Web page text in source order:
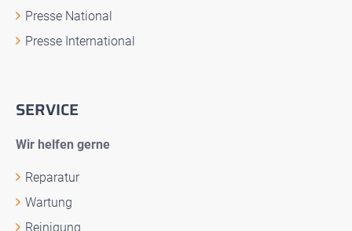
Presse National
Presse International
SERVICE
Wir helfen gerne
Reparatur
Wartung
Reinigung